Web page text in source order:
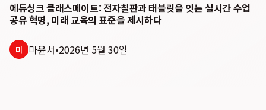
에듀싱크 클래스메이트: 전자칠판과 태블릿을 잇는 실시간 수업
공유 혁명, 미래 교육의 표준을 제시하다
마 마윤서•2026년 5월 30일